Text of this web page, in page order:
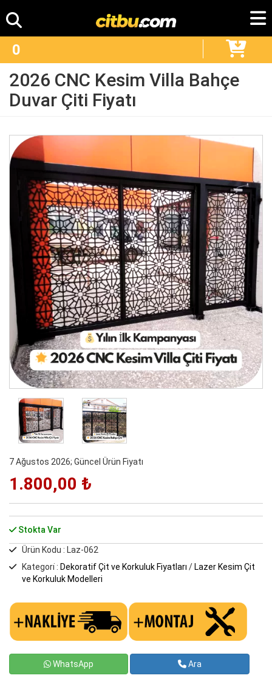
0
2026 CNC Kesim Villa Bahçe
Duvar Çiti Fiyatı
7 Ağustos 2026; Güncel Ürün Fiyatı
1.800,00 ₺
Stokta Var
Ürün Kodu : Laz-062
Kategori̇ : Dekoratif Çit ve Korkuluk Fiyatları /Lazer Kesim Çit
ve Korkuluk Modelleri
WhatsApp Ara